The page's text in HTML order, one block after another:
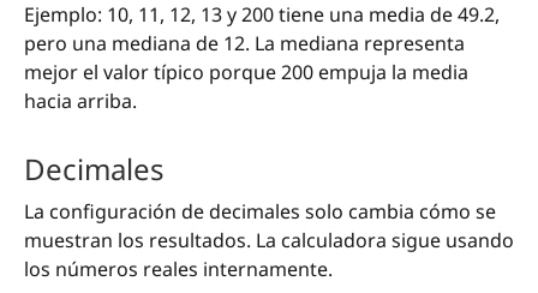
Ejemplo: 10, 11, 12, 13 y 200 tiene una media de 49.2,
pero una mediana de 12. La mediana representa
mejor el valor típico porque 200 empuja la media
hacia arriba.
Decimales
La configuración de decimales solo cambia cómo se
muestran los resultados. La calculadora sigue usando
los números reales internamente.